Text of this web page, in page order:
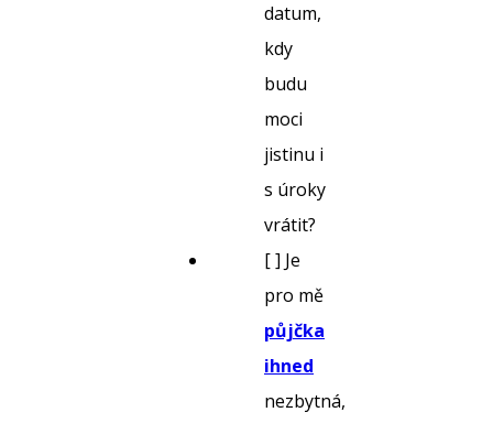
datum,
kdy
budu
moci
jistinu i
s úroky
vrátit?
[ ] Je
pro mě
půjčka
ihned
nezbytná,